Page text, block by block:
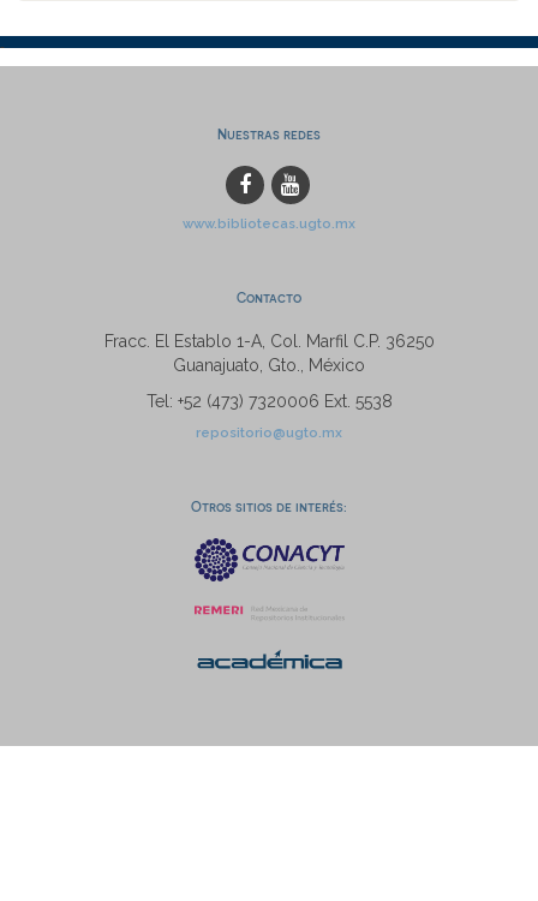
Nuestras redes
www.bibliotecas.ugto.mx
Contacto
Fracc. El Establo 1-A, Col. Marfil C.P. 36250
Guanajuato, Gto., México
Tel: +52 (473) 7320006 Ext. 5538
repositorio@ugto.mx
Otros sitios de interés: